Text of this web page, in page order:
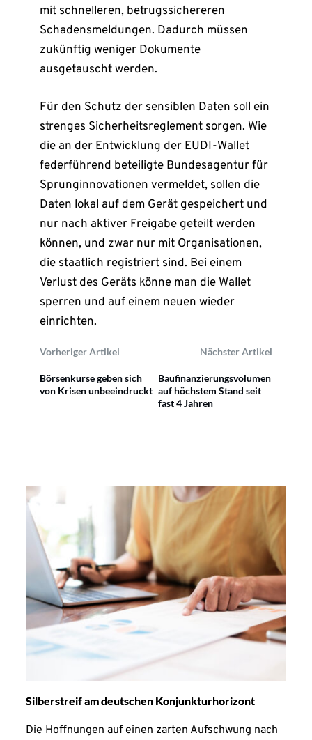
mit schnelleren, betrugssichereren
Schadensmeldungen. Dadurch müssen
zukünftig weniger Dokumente
ausgetauscht werden.
Für den Schutz der sensiblen Daten soll ein
strenges Sicherheitsreglement sorgen. Wie
die an der Entwicklung der EUDI-Wallet
federführend beteiligte Bundesagentur für
Sprunginnovationen vermeldet, sollen die
Daten lokal auf dem Gerät gespeichert und
nur nach aktiver Freigabe geteilt werden
können, und zwar nur mit Organisationen,
die staatlich registriert sind. Bei einem
Verlust des Geräts könne man die Wallet
sperren und auf einem neuen wieder
einrichten.
Vorheriger Artikel Nächster Artikel
Börsenkurse geben sich
von Krisen unbeeindruckt
Baufinanzierungsvolumen
auf höchstem Stand seit
fast 4 Jahren
Silberstreif am deutschen Konjunkturhorizont
Die Hoffnungen auf einen zarten Aufschwung nach